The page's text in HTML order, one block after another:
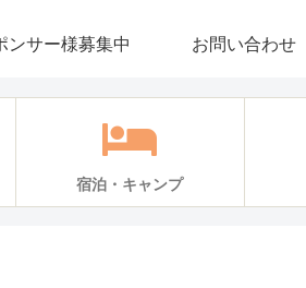
ンサー様募集中 お問い合わせ
宿泊・キャンプ